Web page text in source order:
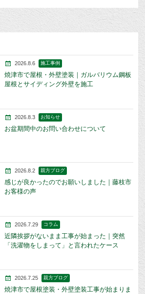
2026.8.6 施工事例
焼津市で屋根・外壁塗装｜ガルバリウム鋼板
屋根とサイディング外壁を施工
2026.8.3 お知らせ
お盆期間中のお問い合わせについて
2026.8.2 親方ブログ
感じが良かったのでお願いしました｜藤枝市
お客様の声
2026.7.29 コラム
近隣挨拶がないまま工事が始まった｜突然
「洗濯物をしまって」と言われたケース
2026.7.25 親方ブログ
焼津市で屋根塗装・外壁塗装工事が始まりま